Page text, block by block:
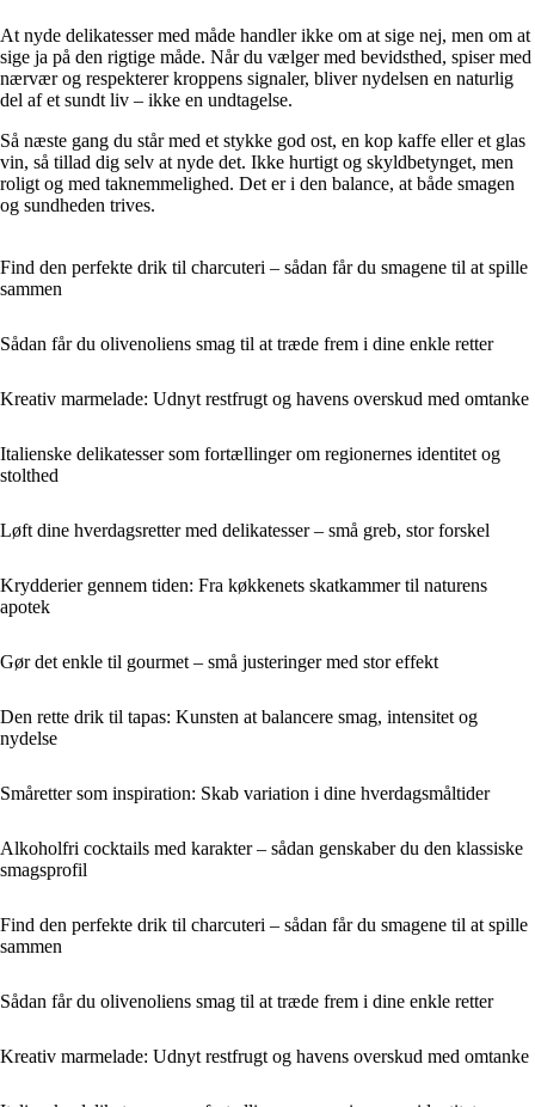
At nyde delikatesser med måde handler ikke om at sige nej, men om at
sige ja på den rigtige måde. Når du vælger med bevidsthed, spiser med
nærvær og respekterer kroppens signaler, bliver nydelsen en naturlig
del af et sundt liv – ikke en undtagelse.
Så næste gang du står med et stykke god ost, en kop kaffe eller et glas
vin, så tillad dig selv at nyde det. Ikke hurtigt og skyldbetynget, men
roligt og med taknemmelighed. Det er i den balance, at både smagen
og sundheden trives.
Find den perfekte drik til charcuteri – sådan får du smagene til at spille
sammen
Sådan får du olivenoliens smag til at træde frem i dine enkle retter
Kreativ marmelade: Udnyt restfrugt og havens overskud med omtanke
Italienske delikatesser som fortællinger om regionernes identitet og
stolthed
Løft dine hverdagsretter med delikatesser – små greb, stor forskel
Krydderier gennem tiden: Fra køkkenets skatkammer til naturens
apotek
Gør det enkle til gourmet – små justeringer med stor effekt
Den rette drik til tapas: Kunsten at balancere smag, intensitet og
nydelse
Småretter som inspiration: Skab variation i dine hverdagsmåltider
Alkoholfri cocktails med karakter – sådan genskaber du den klassiske
smagsprofil
Find den perfekte drik til charcuteri – sådan får du smagene til at spille
sammen
Sådan får du olivenoliens smag til at træde frem i dine enkle retter
Kreativ marmelade: Udnyt restfrugt og havens overskud med omtanke